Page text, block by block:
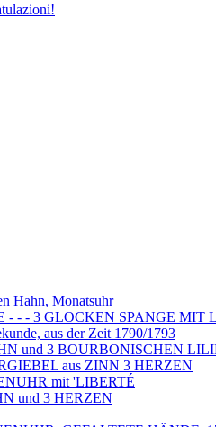
Hahn, Monatsuhr
- - - 3 GLOCKEN SPANGE MIT
aus der Zeit 1790/1793
und 3 BOURBONISCHEN
aus ZINN 3 HERZEN
mit 'LIBERTÉ
und 3 HERZEN